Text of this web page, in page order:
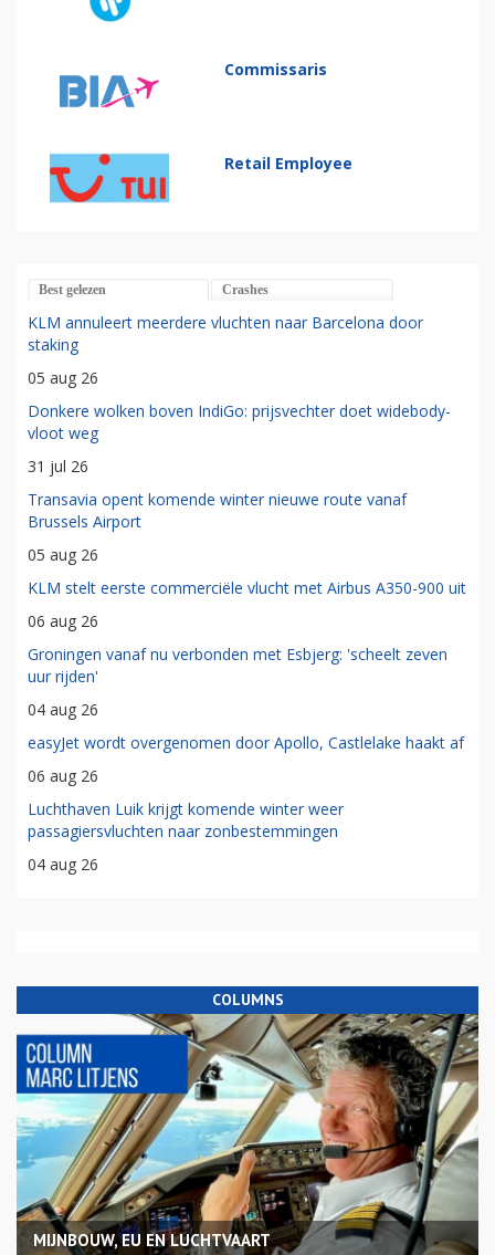
Commissaris
Retail Employee
Best gelezen Crashes
KLM annuleert meerdere vluchten naar Barcelona door
staking
05 aug 26
Donkere wolken boven IndiGo: prijsvechter doet widebody-
vloot weg
31 jul 26
Transavia opent komende winter nieuwe route vanaf
Brussels Airport
05 aug 26
KLM stelt eerste commerciële vlucht met Airbus A350-900 uit
06 aug 26
Groningen vanaf nu verbonden met Esbjerg: 'scheelt zeven
uur rijden'
04 aug 26
easyJet wordt overgenomen door Apollo, Castlelake haakt af
06 aug 26
Luchthaven Luik krijgt komende winter weer
passagiersvluchten naar zonbestemmingen
04 aug 26
COLUMNS
MIJNBOUW, EU EN LUCHTVAART